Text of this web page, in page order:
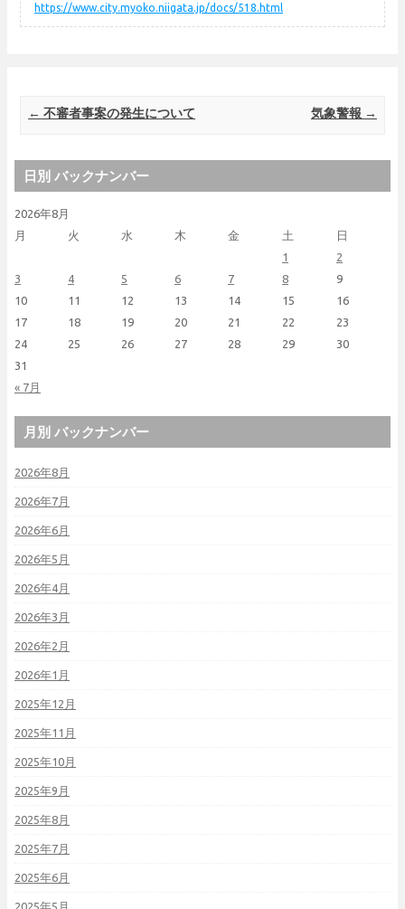
https://www.city.myoko.niigata.jp/docs/518.html
Post navigation
← 不審者事案の発生について 気象警報 →
日別 バックナンバー
2026年8月
月
火 水 木 金 土 日
« 7月
1
2
3
4 5 6 7 8
9
10
11 12 13 14 15
16
17
18 19 20 21 22
23
24
25 26 27 28 29
30
31
月別 バックナンバー
2026年8月
2026年7月
2026年6月
2026年5月
2026年4月
2026年3月
2026年2月
2026年1月
2025年12月
2025年11月
2025年10月
2025年9月
2025年8月
2025年7月
2025年6月
2025年5月